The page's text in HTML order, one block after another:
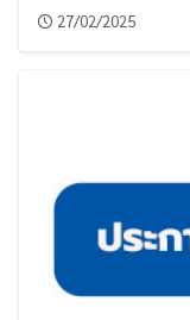
27/02/2025